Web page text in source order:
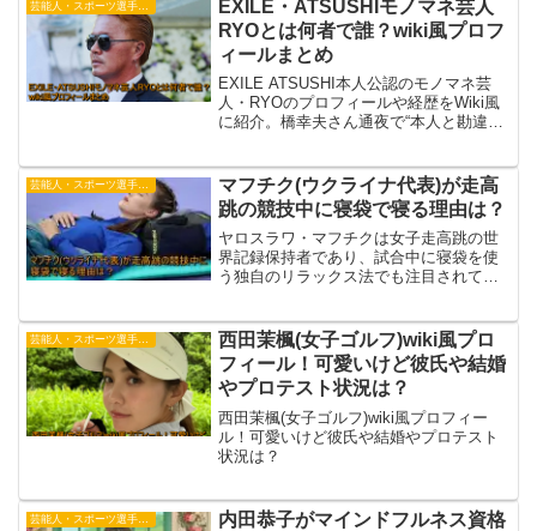
EXILE・ATSUSHIモノマネ芸人
RYOとは何者で誰？wiki風プロフ
ィールまとめ
EXILE ATSUSHI本人公認のモノマネ芸
人・RYOのプロフィールや経歴をWiki風
に紹介。橋幸夫さん通夜で“本人と勘違い
芸能人・スポーツ選手・有名人
マフチク(ウクライナ代表)が走高
跳の競技中に寝袋で寝る理由は？
ヤロスラワ・マフチクは女子走高跳の世
界記録保持者であり、試合中に寝袋を使
う独自のリラックス法でも注目されてい
ます。
芸能人・スポーツ選手・有名人
西田茉楓(女子ゴルフ)wiki風プロ
フィール！可愛いけど彼氏や結婚
やプロテスト状況は？
西田茉楓(女子ゴルフ)wiki風プロフィー
ル！可愛いけど彼氏や結婚やプロテスト
状況は？
内田恭子がマインドフルネス資格